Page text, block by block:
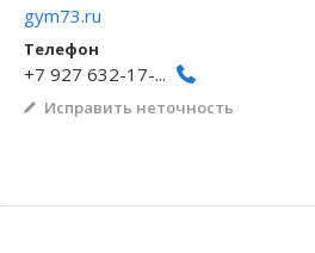
Волгоградская область
Кировоградская область
Восточно-Казахстанская
Архангельское
gym73.ru
Телефон
+7 927 632-17-...
Исправить неточность